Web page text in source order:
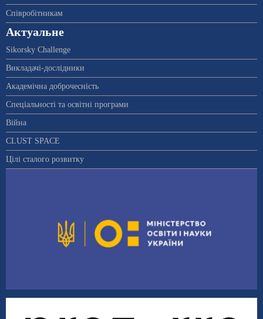
Співробітникам
Актуальне
Sikorsky Challenge
Викладачі-дослідники
Академічна доброчесність
Спеціальності та освітні програми
Війна
CLUST SPACE
Цілі сталого розвитку